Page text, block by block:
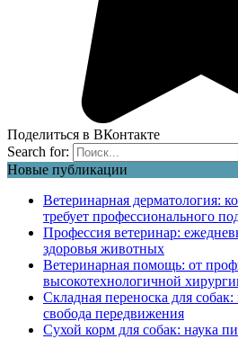
Поделиться в ВКонтакте
Search for:
Новые публикации
Ветеринарная дерматология:
требует профессионального
Профессия ветеринар:
здоровья животных
Ветеринарная помощь: от
высокотехнологичной
Складная переноска для
свобода передвижения
Сухой корм для собак: наука